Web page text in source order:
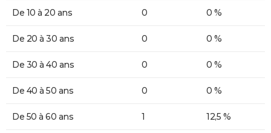
De 10 à 20 ans 0 0 %
De 20 à 30 ans 0 0 %
De 30 à 40 ans 0 0 %
De 40 à 50 ans 0 0 %
De 50 à 60 ans 1 12,5 %